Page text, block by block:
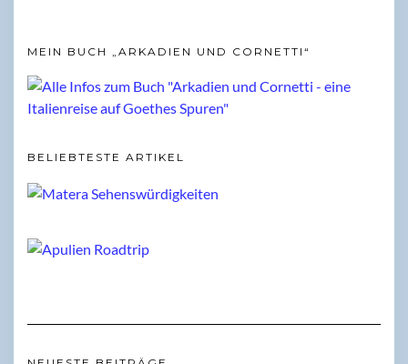
MEIN BUCH „ARKADIEN UND CORNETTI“
BELIEBTESTE ARTIKEL